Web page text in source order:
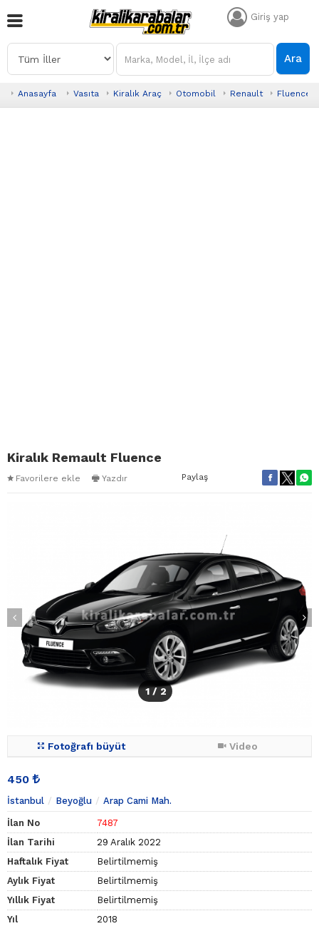
Giriş yap
Ara
Anasayfa Vasıta Kiralık Araç Otomobil Renault Fluence
Kiralık Remault Fluence
Favorilere ekle Yazdır Paylaş
1 / 2
Fotoğrafı büyüt Video
450
İstanbul Beyoğlu Arap Cami Mah.
İlan No
7487
İlan Tarihi
29 Aralık 2022
Haftalık Fiyat
Belirtilmemiş
Aylık Fiyat
Belirtilmemiş
Yıllık Fiyat
Belirtilmemiş
Yıl
2018